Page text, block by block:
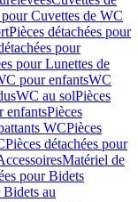
pour Cuvettes de WC
Pièces détachées pour
pour
pour Lunettes de
pour enfantsWC
WC au solPièces
enfantsPièces
WCPièces
Pièces détachées pour
Matériel de
pour Bidets
Bidets au